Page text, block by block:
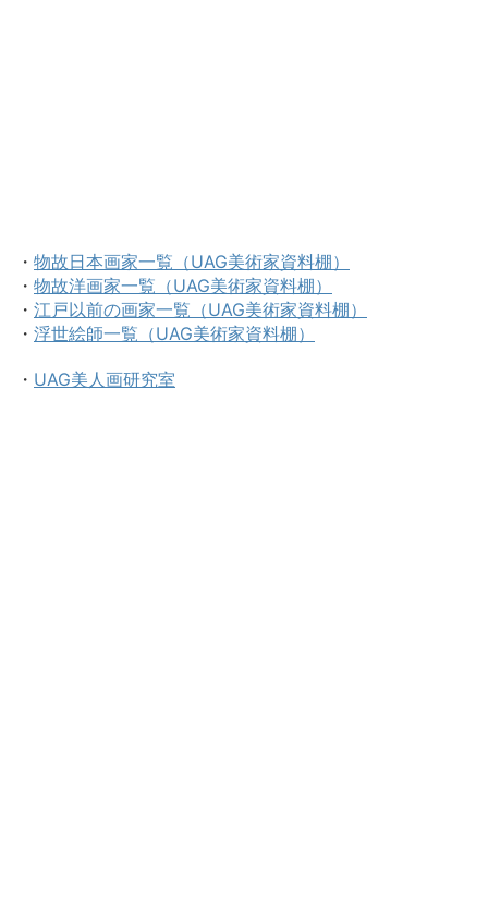
・ 物故日本画家一覧（UAG美術家資料棚）
・ 物故洋画家一覧（UAG美術家資料棚）
・ 江戸以前の画家一覧（UAG美術家資料棚）
・ 浮世絵師一覧（UAG美術家資料棚）
・ UAG美人画研究室